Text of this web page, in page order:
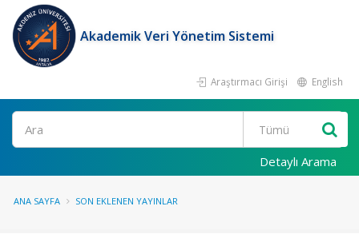
Akademik Veri Yönetim Sistemi
Araştırmacı Girişi English
Ara
Detaylı Arama
ANA SAYFA SON EKLENEN YAYINLAR